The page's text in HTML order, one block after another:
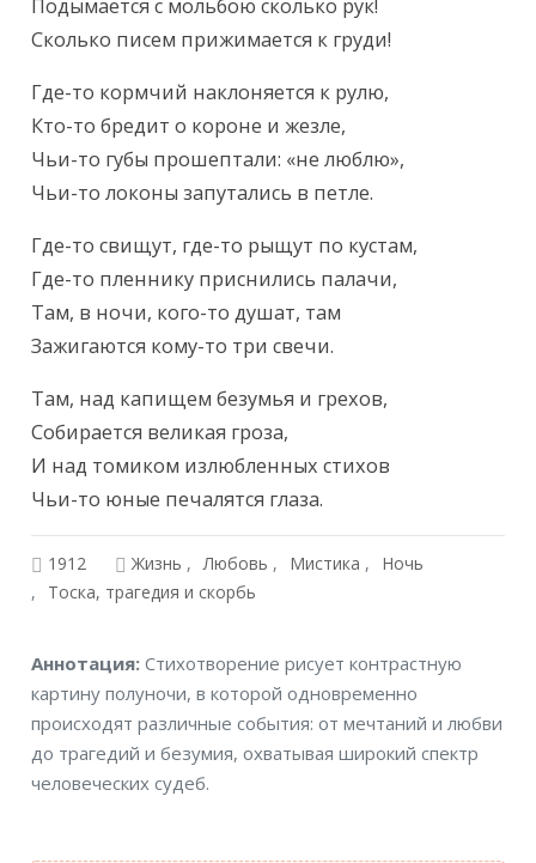
Подымается с мольбою сколько рук!
Сколько писем прижимается к груди!
Где-то кормчий наклоняется к рулю,
Кто-то бредит о короне и жезле,
Чьи-то губы прошептали: «не люблю»,
Чьи-то локоны запутались в петле.
Где-то свищут, где-то рыщут по кустам,
Где-то пленнику приснились палачи,
Там, в ночи, кого-то душат, там
Зажигаются кому-то три свечи.
Там, над капищем безумья и грехов,
Собирается великая гроза,
И над томиком излюбленных стихов
Чьи-то юные печалятся глаза.
1912 Жизнь Любовь Мистика
Ночь
Тоска, трагедия и скорбь
Аннотация
Аннотация:Стихотворение рисует контрастную
картину полуночи, в которой одновременно
происходят различные события: от мечтаний и любви
до трагедий и безумия, охватывая широкий спектр
человеческих судеб.